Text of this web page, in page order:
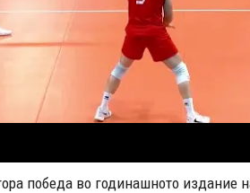
победа во годинашното издание